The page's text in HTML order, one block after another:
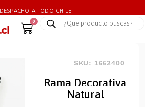
DESPACHO A TODO CHILE
0
SKU: 1662400
Rama Decorativa
Natural